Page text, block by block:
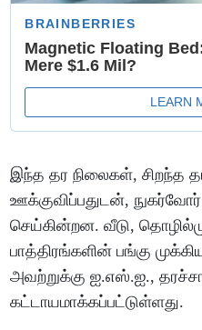
இந்த தர நிலைகள், சிறந்த
ஊக்குவிப்பதுடன், நுகர்வோர்
செய்கின்றன. வீடு,
பாத்திரங்களின் பங்கு
அவற்றுக்கு ஐ.எஸ்.ஐ.,
கட்டாயமாக்கப்பட்டுள்ளது.